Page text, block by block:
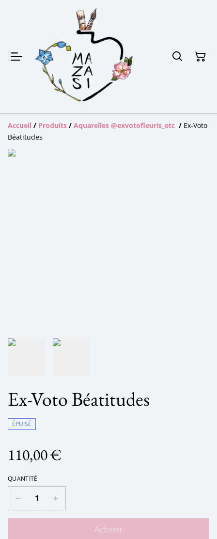
Accueil / Produits / Aquarelles @exvotofleuris_etc / Ex-Voto
Béatitudes
Ex-Voto Béatitudes
ÉPUISÉ
110,00 €
QUANTITÉ
Acheter